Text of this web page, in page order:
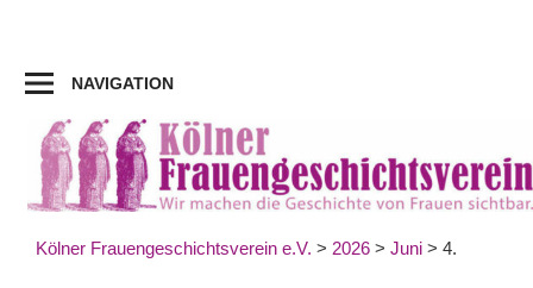
springen
NAVIGATION
Kölner Frauengeschichtsverein e.V. > 2026 > Juni > 4.